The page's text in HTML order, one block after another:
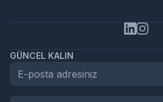
GÜNCEL KALIN